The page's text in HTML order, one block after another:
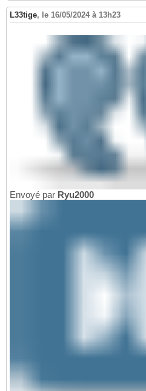
L33tige, le 16/05/2024 à 13h23
Envoyé par Ryu2000